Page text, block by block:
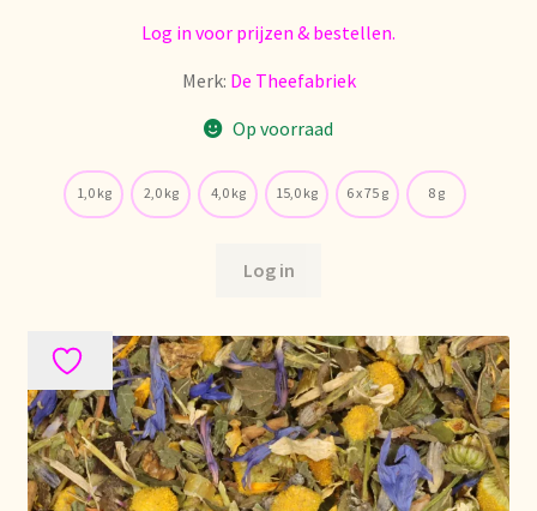
Retours et garantie
Rücksendungen und Garantie
Seguridad alimentaria
Shipping and delivery
Sortiment
Log in voor prijzen & bestellen.
Merk: De Theefabriek
Op voorraad
1,0 kg 2,0 kg 4,0 kg 15,0 kg 6 x 75 g 8 g
Log in